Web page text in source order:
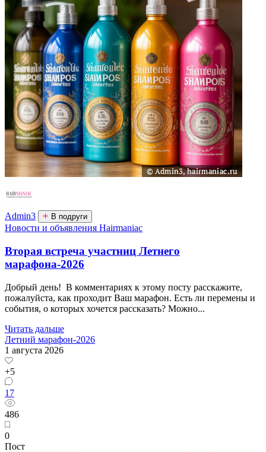
Admin3 В подруги
Новости и объявления Hairmaniac
Вторая встреча участниц Летнего
марафона-2026
Добрый день! В комментариях к этому посту расскажите,
пожалуйста, как проходит Ваш марафон. Есть ли перемены и
события, о которых хочется рассказать? Можно...
Читать дальше
Летний марафон-2026
1 августа 2026
+5
17
486
0
Пост